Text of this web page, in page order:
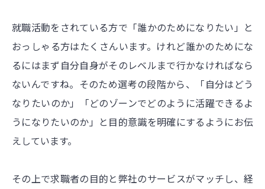
就職活動をされている方で「誰かのためになりたい」と
おっしゃる方はたくさんいます。けれど誰かのためにな
るにはまず自分自身がそのレベルまで行かなければなら
ないんですね。そのため選考の段階から、「自分はどう
なりたいのか」「どのゾーンでどのように活躍できるよ
うになりたいのか」と目的意識を明確にするようにお伝
えしています。
その上で求職者の目的と弊社のサービスがマッチし、経